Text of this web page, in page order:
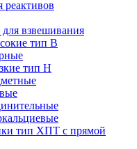
реактивов
взвешивания
тип В
тип Н
тип ХПТ с прямой